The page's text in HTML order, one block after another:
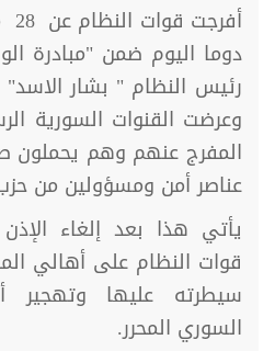
دوما اليوم ضمن "مبادرة
رئيس النظام " بشار الاسد"
وعرضت القنوات السورية
المفرج عنهم وهم يحملون
عناصر أمن ومسؤولين من
يأتي هذا بعد إلغاء
قوات النظام على أهالي
سيطرته عليها وتهجير
السوري المحرر.